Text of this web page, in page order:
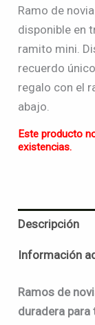
Ramo de
disponible en
ramito mini.
recuerdo
regalo con el
abajo.
Este producto
existencias.
Descripción
Información
Ramos de
duradera para